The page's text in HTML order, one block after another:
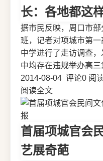
长：各地都这
据市民反映，周口市
班，记者对项城市第
中学进行了走访调查
中均存在违规举办高三
2014-08-04 评论0 阅
阅读全文
报
首届项城官会
艺展奇葩